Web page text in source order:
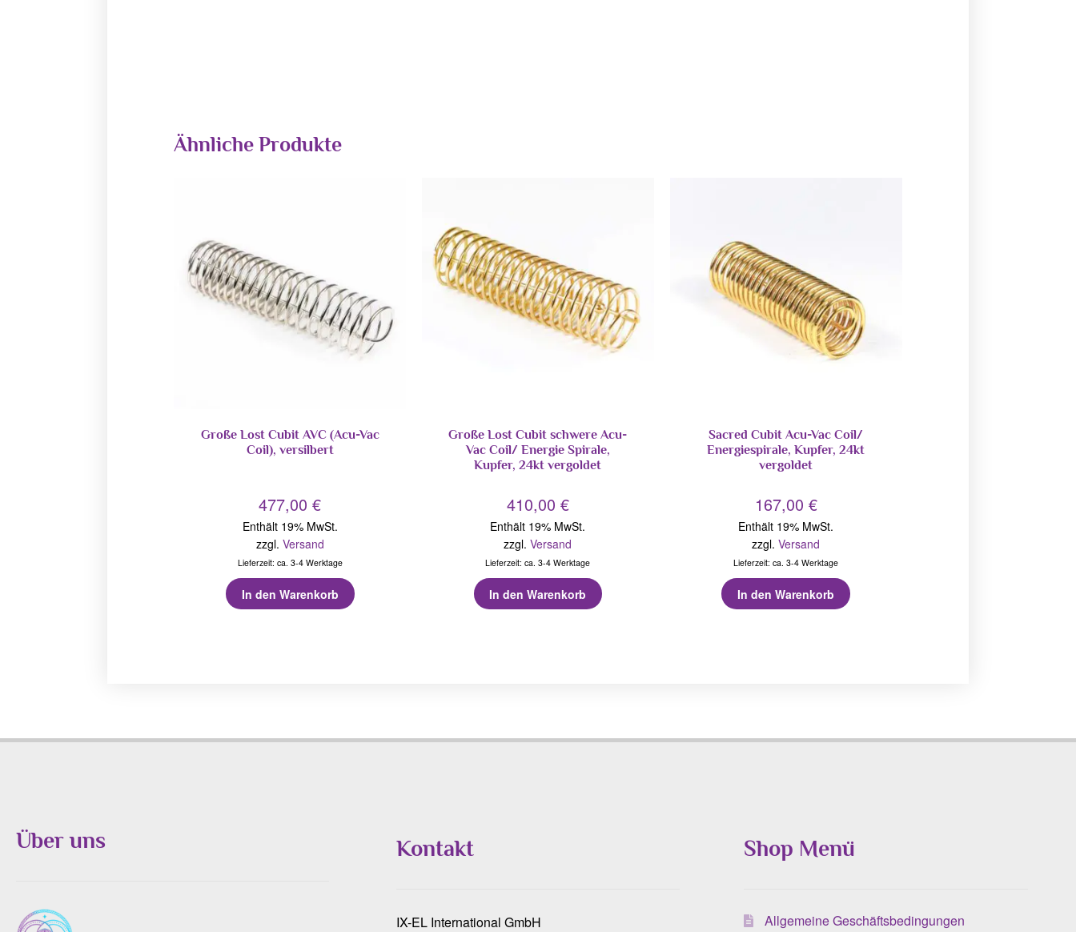
Ähnliche Produkte
Große Lost Cubit AVC (Acu-Vac
Coil), versilbert
477,00€
Enthält 19% MwSt.
zzgl. Versand
Lieferzeit: ca. 3-4 Werktage
In den Warenkorb
Große Lost Cubit schwere Acu-
Vac Coil/ Energie Spirale,
Kupfer, 24kt vergoldet
410,00 €
Enthält 19% MwSt.
zzgl.Versand
Lieferzeit: ca. 3-4 Werktage
In den Warenkorb
Sacred Cubit Acu-Vac Coil/
Energiespirale, Kupfer, 24kt
vergoldet
167,00 €
Enthält 19% MwSt.
zzgl.Versand
Lieferzeit: ca. 3-4 Werktage
In den Warenkorb
Über uns Kontakt
IX-EL International GmbH
Shop Menü
Allgemeine Geschäftsbedingungen